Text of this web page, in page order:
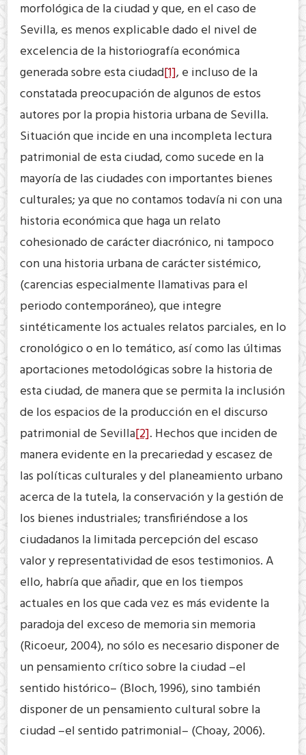
morfológica de la ciudad y que, en el caso de
Sevilla, es menos explicable dado el nivel de
excelencia de la historiografía económica
generada sobre esta ciudad[1], e incluso de la
constatada preocupación de algunos de estos
autores por la propia historia urbana de Sevilla.
Situación que incide en una incompleta lectura
patrimonial de esta ciudad, como sucede en la
mayoría de las ciudades con importantes bienes
culturales; ya que no contamos todavía ni con una
historia económica que haga un relato
cohesionado de carácter diacrónico, ni tampoco
con una historia urbana de carácter sistémico,
(carencias especialmente llamativas para el
periodo contemporáneo), que integre
sintéticamente los actuales relatos parciales, en lo
cronológico o en lo temático, así como las últimas
aportaciones metodológicas sobre la historia de
esta ciudad, de manera que se permita la inclusión
de los espacios de la producción en el discurso
patrimonial de Sevilla[2]. Hechos que inciden de
manera evidente en la precariedad y escasez de
las políticas culturales y del planeamiento urbano
acerca de la tutela, la conservación y la gestión de
los bienes industriales; transfiriéndose a los
ciudadanos la limitada percepción del escaso
valor y representatividad de esos testimonios. A
ello, habría que añadir, que en los tiempos
actuales en los que cada vez es más evidente la
paradoja del exceso de memoria sin memoria
(Ricoeur, 2004), no sólo es necesario disponer de
un pensamiento crítico sobre la ciudad –el
sentido histórico– (Bloch, 1996), sino también
disponer de un pensamiento cultural sobre la
ciudad –el sentido patrimonial– (Choay, 2006).